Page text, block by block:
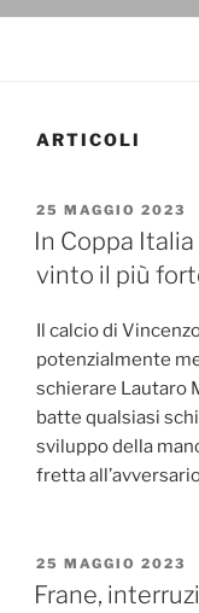
ARTICOLI
PUBBLICATO
IL
25 MAGGIO 2023
In Coppa
vinto il più
Il calcio di
potenzialmente
schierare Lautaro
batte qualsiasi
sviluppo della
fretta
PUBBLICATO
IL
25 MAGGIO 2023
Frane,